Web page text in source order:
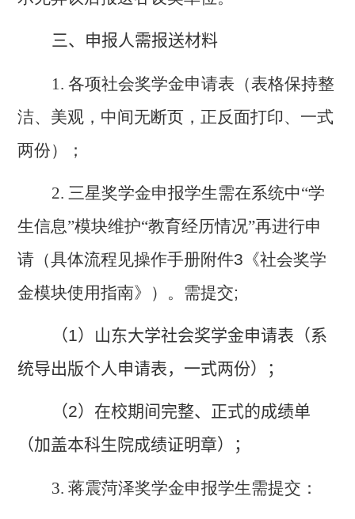
三、申报人需报送材料
1. 各项社会奖学金申请表（表格保持整
洁、美观，中间无断页，正反面打印、一式
两份）；
2. 三星奖学金申报学生需在系统中“学
生信息”模块维护“教育经历情况”再进行申
请（具体流程见操作手册附件3 《社会奖学
金模块使用指南》）。需提交;
（1）山东大学社会奖学金申请表（系
统导出版个人申请表，一式两份）；
（2）在校期间完整、正式的成绩单
（加盖本科生院成绩证明章）；
3. 蒋震菏泽奖学金申报学生需提交：